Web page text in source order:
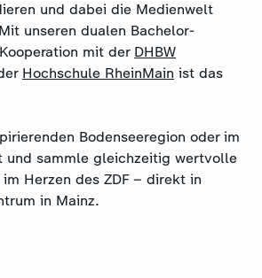
und dabei die Medienwelt
unseren dualen Bachelor-
mit der DHBW
Hochschule RheinMain ist das
Bodenseeregion oder im
und sammle gleichzeitig wertvolle
Herzen des ZDF – direkt in
in Mainz.